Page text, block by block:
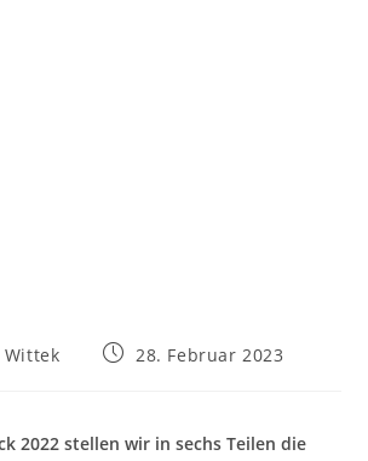
Wittek 28. Februar 2023
2022 stellen wir in sechs Teilen die